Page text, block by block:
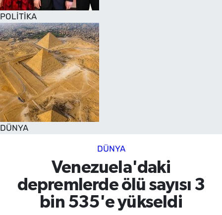
POLİTİKA
DÜNYA
DÜNYA
Venezuela'daki
depremlerde ölü sayısı 3
bin 535'e yükseldi